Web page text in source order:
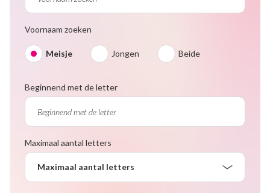
Voornaam zoeken
Meisje Jongen Beide
Beginnend met de letter
Maximaal aantal letters
Maximaal aantal letters